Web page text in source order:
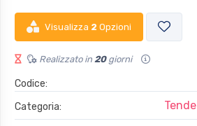
Visualizza 2 Opzioni
Realizzato in 20giorni
Codice:
Categoria: